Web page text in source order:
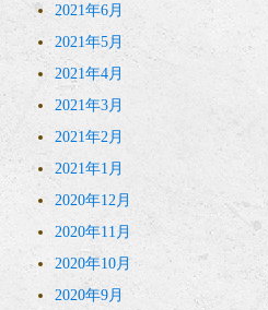
2021年6月
2021年5月
2021年4月
2021年3月
2021年2月
2021年1月
2020年12月
2020年11月
2020年10月
2020年9月